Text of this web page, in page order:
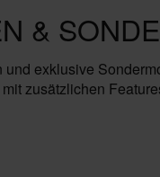
&
exklusive
zusätzlichen